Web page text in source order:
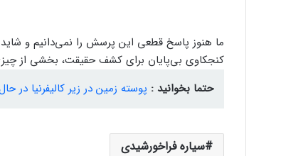
ما هنوز پاسخ قطعی این پرسش را نمی‌دانیم و
کنجکاوی بی‌پایان برای کشف حقیقت، بخشی از
حتما بخوانید : پوسته زمین در زیر کالیفرنیا
سیاره فراخورشیدی